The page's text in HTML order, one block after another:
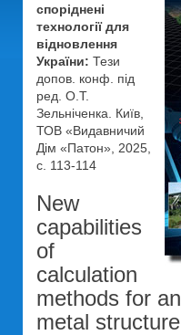
споріднені
технології для
відновлення
України: Тези
допов. конф. під
ред. О.Т.
Зельніченка. Київ,
ТОВ «Видавничий
Дім «Патон», 2025,
с. 113-114
New
capabilities
of
calculation
methods for
metal